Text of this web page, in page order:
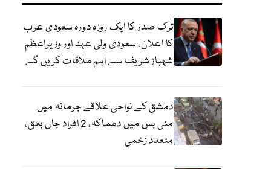
ترک صدر کا ایک روزہ دورہ سعودی عرب
کا اعلان، سعودی ولی عہد اور وزیراعظم
شہباز شریف سے اہم ملاقات کریں گے
دمشق کے نواحی علاقے جرمانہ میں
منی بس میں دھماکہ، 2 افراد جاں بحق،
متعدد زخمی